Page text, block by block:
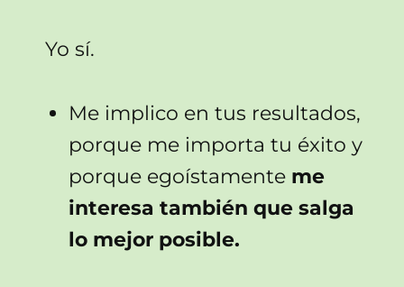
Yo sí.
Me implico en tus resultados,
porque me importa tu éxito y
porque egoístamente me
interesa también que salga
lo mejor posible.